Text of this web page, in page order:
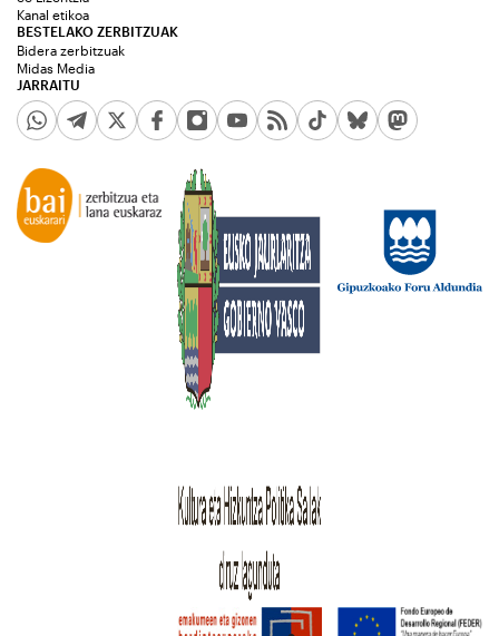
JARRAITU
Kanal etikoa
BESTELAKO ZERBITZUAK
Bidera zerbitzuak
Midas Media